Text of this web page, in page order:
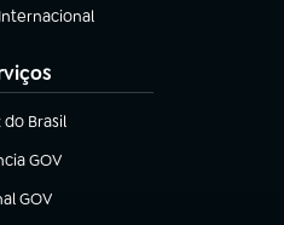
aba)
do Brasil
nova aba)
GOV
nova aba)
GOV
em nova aba)